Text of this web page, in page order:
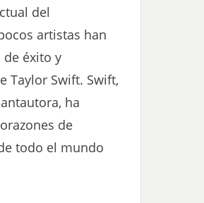
del
artistas han
de éxito y
Taylor Swift. Swift,
ha
de
todo el mundo